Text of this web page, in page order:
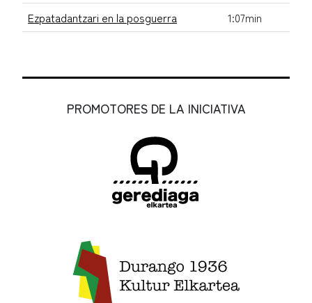
Ezpatadantzari en la posguerra
1:07min
PROMOTORES DE LA INICIATIVA